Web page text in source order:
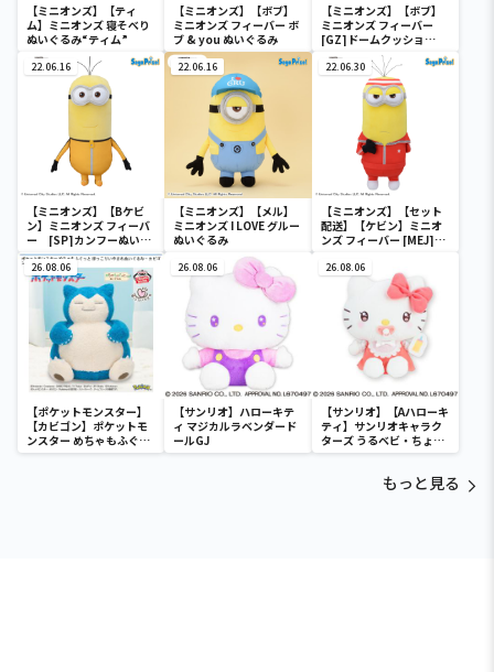
【ミニオンズ】【ティ
ム】ミニオンズ 寝そべり
ぬいぐるみ“ティム”
【ミニオンズ】【ボブ】
ミニオンズ フィーバー ボ
ブ & you ぬいぐるみ
【ミニオンズ】【ボブ】
ミニオンズ フィーバー
[GZ]ドームクッショ
ン“ボブ”
22.06.16
【ミニオンズ】【Bケビ
ン】ミニオンズ フィーバ
ー [SP]カンフーぬいぐ
るみ
22.06.16
【ミニオンズ】【メル】
ミニオンズ I LOVE グルー
ぬいぐるみ
22.06.30
【ミニオンズ】【セット
配送】【ケビン】ミニオ
ンズ フィーバー [MEJ]修
ン”
26.08.06
【ポケットモンスター】
【カビゴン】ポケットモ
ンスター めちゃもふぐっ
と ほっこりいやされぬい
26.08.06
【サンリオ】ハローキテ
ィ マジカルラベンダード
ールGJ
26.08.06
【サンリオ】【Aハローキ
ティ】サンリオキャラク
ターズ うるベビ・ちょい
デカドール
もっと見る